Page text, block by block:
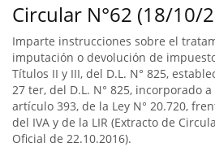
Circular N°62 (18/10/
Imparte instrucciones sobre el
imputación o devolución de
Títulos II y III, del D.L. N° 825,
27 ter, del D.L. N° 825, incorporado
artículo 393, de la Ley N° 20.720,
del IVA y de la LIR (Extracto de
Oficial de 22.10.2016).